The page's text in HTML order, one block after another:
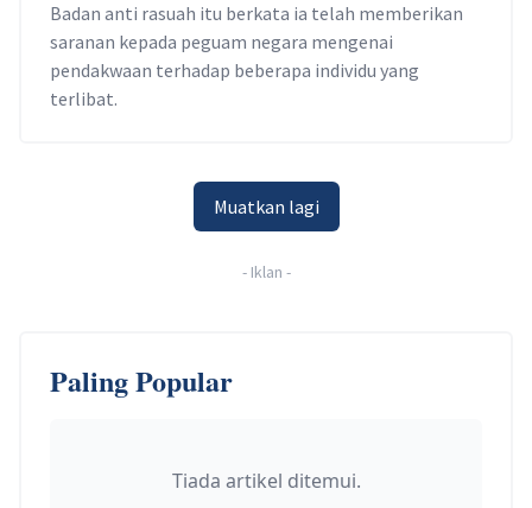
Badan anti rasuah itu berkata ia telah memberikan
saranan kepada peguam negara mengenai
pendakwaan terhadap beberapa individu yang
terlibat.
Muatkan lagi
- Iklan -
Paling Popular
Tiada artikel ditemui.